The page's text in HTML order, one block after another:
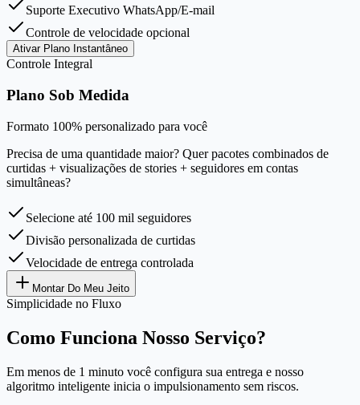
Suporte Executivo WhatsApp/E-mail
Controle de velocidade opcional
Ativar Plano Instantâneo
Controle Integral
Plano Sob Medida
Formato 100% personalizado para você
Precisa de uma quantidade maior? Quer pacotes combinados de
curtidas + visualizações de stories + seguidores em contas
simultâneas?
Selecione até 100 mil seguidores
Divisão personalizada de curtidas
Velocidade de entrega controlada
Montar Do Meu Jeito
Simplicidade no Fluxo
Como Funciona Nosso Serviço?
Em menos de 1 minuto você configura sua entrega e nosso
algoritmo inteligente inicia o impulsionamento sem riscos.